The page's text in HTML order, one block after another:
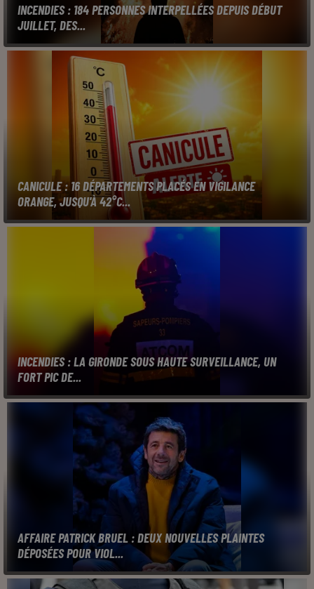
INCENDIES : 184 PERSONNES INTERPELLÉES DEPUIS DÉBUT
JUILLET, DES...
CANICULE : 16 DÉPARTEMENTS PLACÉS EN VIGILANCE
ORANGE, JUSQU'À 42°C...
INCENDIES : LA GIRONDE SOUS HAUTE SURVEILLANCE, UN
FORT PIC DE...
AFFAIRE PATRICK BRUEL : DEUX NOUVELLES PLAINTES
DÉPOSÉES POUR VIOL...